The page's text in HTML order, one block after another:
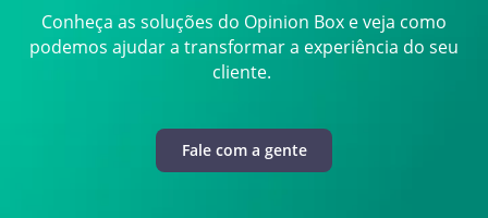
Conheça as soluções do Opinion Box e veja como
podemos ajudar a transformar a experiência do seu
cliente.
Fale com a gente